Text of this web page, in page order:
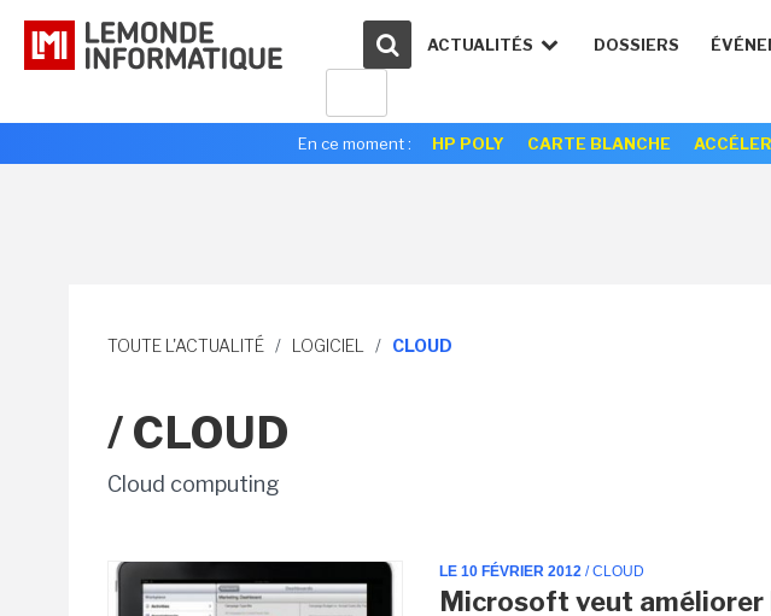
ACTUALITÉS DOSSIERS
En ce moment : HP POLY CARTE BLANCHE
TOUTE L'ACTUALITÉ / LOGICIEL / CLOUD
/ CLOUD
Cloud computing
LE 10 FÉVRIER 2012 / CLOUD
Microsoft veut